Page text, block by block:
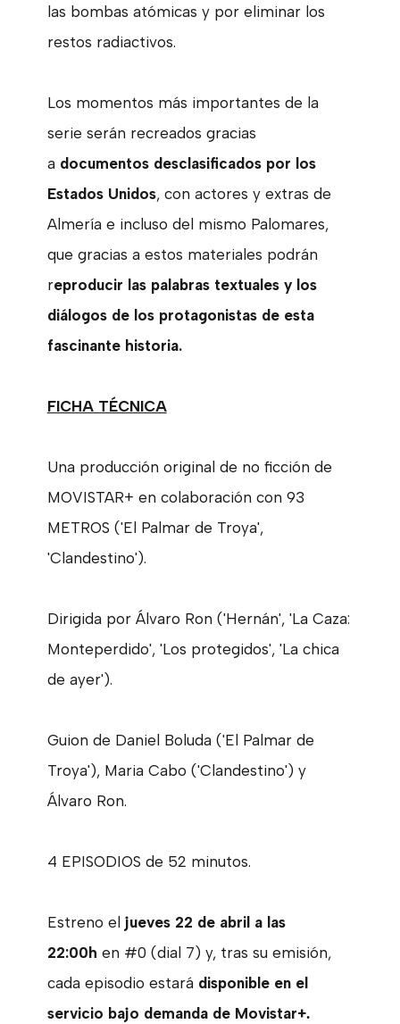
las bombas atómicas y por eliminar los
restos radiactivos.
Los momentos más importantes de la
serie serán recreados gracias
a documentos desclasificados por los
Estados Unidos, con actores y extras de
Almería e incluso del mismo Palomares,
que gracias a estos materiales podrán
reproducir las palabras textuales y los
diálogos de los protagonistas de esta
fascinante historia.
FICHA TÉCNICA
Una producción original de no ficción de
MOVISTAR+ en colaboración con 93
METROS ('El Palmar de Troya',
'Clandestino').
Dirigida por Álvaro Ron ('Hernán', 'La Caza:
Monteperdido', 'Los protegidos', 'La chica
de ayer').
Guion de Daniel Boluda ('El Palmar de
Troya'), Maria Cabo ('Clandestino') y
Álvaro Ron.
4 EPISODIOS de 52 minutos.
Estreno el jueves 22 de abril a las
22:00h en #0 (dial 7) y, tras su emisión,
cada episodio estará disponible en el
servicio bajo demanda de Movistar+.